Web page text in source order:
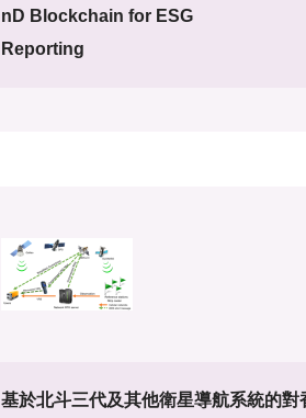
nD Blockchain for ESG
Reporting
基於北斗三代及其他衛星導航系統的對